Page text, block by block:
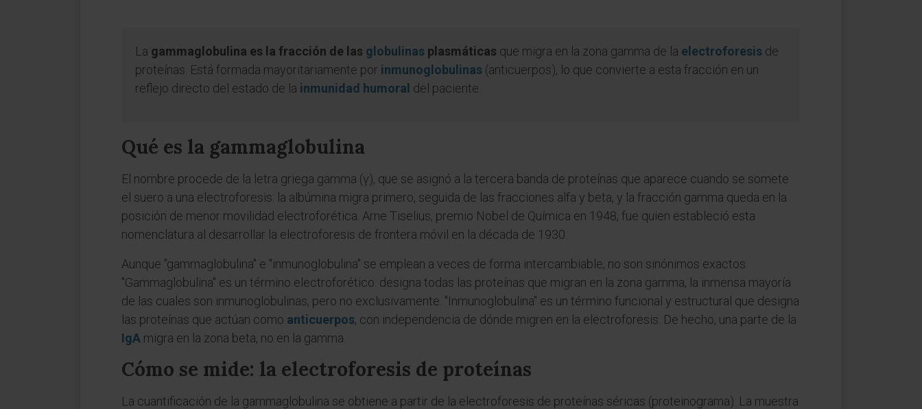
La gammaglobulina es la fracción de las globulinas plasmáticas que migra en la zona gamma de la electroforesis de
proteínas. Está formada mayoritariamente por inmunoglobulinas (anticuerpos), lo que convierte a esta fracción en un
reflejo directo del estado de la inmunidad humoral del paciente.
Qué es la gammaglobulina
El nombre procede de la letra griega gamma (γ), que se asignó a la tercera banda de proteínas que aparece cuando se somete
el suero a una electroforesis: la albúmina migra primero, seguida de las fracciones alfa y beta, y la fracción gamma queda en la
posición de menor movilidad electroforética. Arne Tiselius, premio Nobel de Química en 1948, fue quien estableció esta
nomenclatura al desarrollar la electroforesis de frontera móvil en la década de 1930.
Aunque "gammaglobulina" e "inmunoglobulina" se emplean a veces de forma intercambiable, no son sinónimos exactos.
"Gammaglobulina" es un término electroforético: designa todas las proteínas que migran en la zona gamma, la inmensa mayoría
de las cuales son inmunoglobulinas, pero no exclusivamente. "Inmunoglobulina" es un término funcional y estructural que designa
las proteínas que actúan como anticuerpos, con independencia de dónde migren en la electroforesis. De hecho, una parte de la
IgA migra en la zona beta, no en la gamma.
Cómo se mide: la electroforesis de proteínas
La cuantificación de la gammaglobulina se obtiene a partir de la electroforesis de proteínas séricas (proteinograma). La muestra